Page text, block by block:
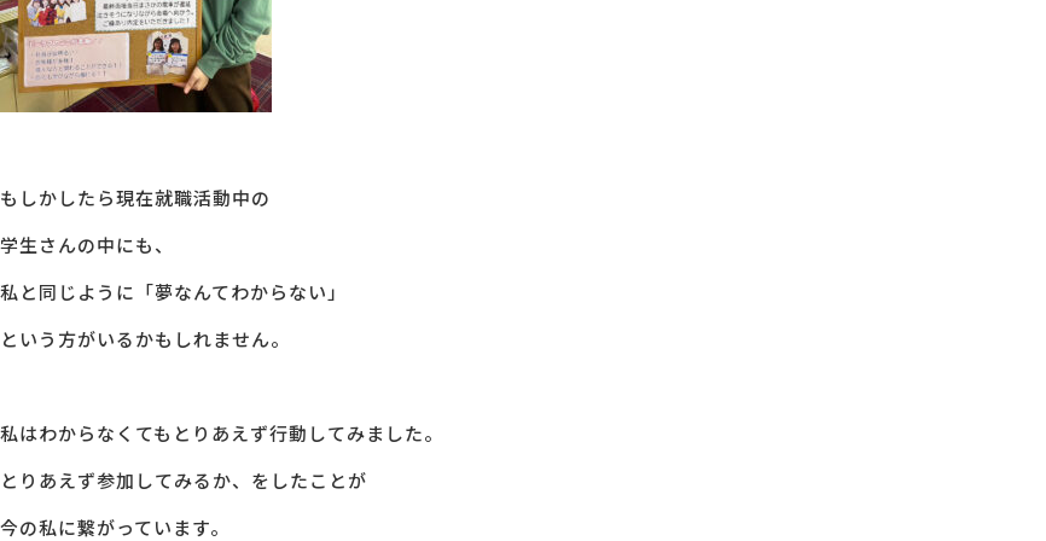
もしかしたら現在就職活動中の
学生さんの中にも、
私と同じように「夢なんてわからない」
という方がいるかもしれません。
私はわからなくてもとりあえず行動してみました。
とりあえず参加してみるか、をしたことが
今の私に繋がっています。